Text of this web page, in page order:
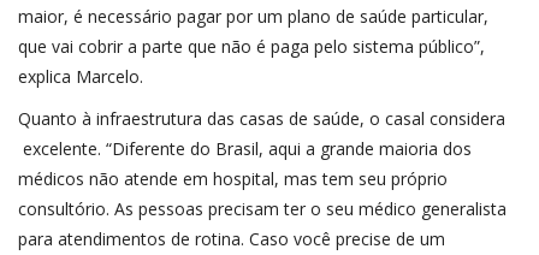
maior, é necessário pagar por um plano de saúde particular,
que vai cobrir a parte que não é paga pelo sistema público”,
explica Marcelo.
Quanto à infraestrutura das casas de saúde, o casal considera
excelente. “Diferente do Brasil, aqui a grande maioria dos
médicos não atende em hospital, mas tem seu próprio
consultório. As pessoas precisam ter o seu médico generalista
para atendimentos de rotina. Caso você precise de um